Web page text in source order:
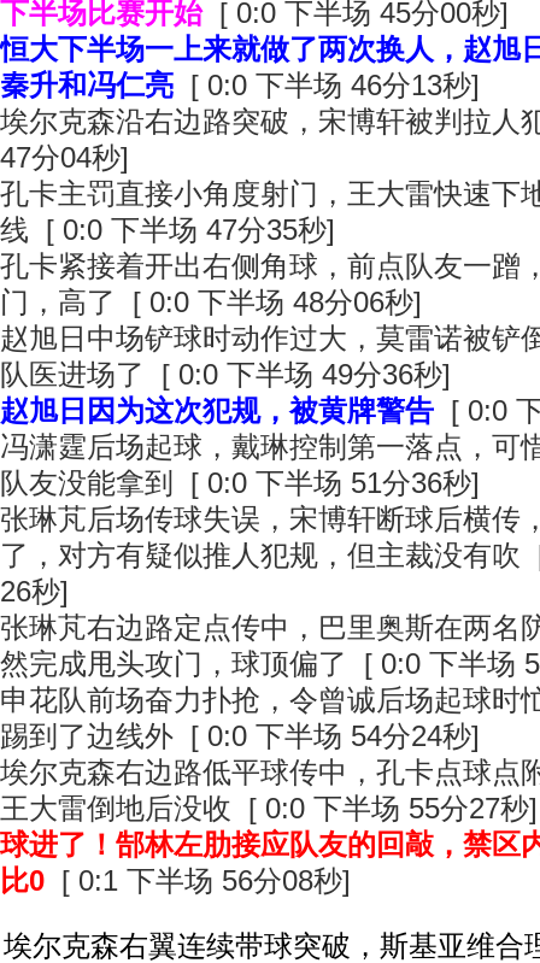
下半场比赛开始[ 0:0 下半场 45分00秒]
恒大下半场一上来就做了两次换人，赵旭
秦升和冯仁亮 [ 0:0 下半场 46分13秒]
埃尔克森沿右边路突破，宋博轩被判拉人
47分04秒]
孔卡主罚直接小角度射门，王大雷快速下
线 [ 0:0 下半场 47分35秒]
孔卡紧接着开出右侧角球，前点队友一蹭
门，高了 [ 0:0 下半场 48分06秒]
赵旭日中场铲球时动作过大，莫雷诺被铲
队医进场了 [ 0:0 下半场 49分36秒]
赵旭日因为这次犯规，被黄牌警告 [ 0:0
冯潇霆后场起球，戴琳控制第一落点，可
队友没能拿到 [ 0:0 下半场 51分36秒]
张琳芃后场传球失误，宋博轩断球后横传
了，对方有疑似推人犯规，但主裁没有吹
26秒]
张琳芃右边路定点传中，巴里奥斯在两名
然完成甩头攻门，球顶偏了 [ 0:0 下半场
申花队前场奋力扑抢，令曾诚后场起球时
踢到了边线外 [ 0:0 下半场 54分24秒]
埃尔克森右边路低平球传中，孔卡点球点
王大雷倒地后没收 [ 0:0 下半场 55分27秒]
球进了！郜林左肋接应队友的回敲，禁区
比0 [ 0:1 下半场 56分08秒]
埃尔克森右翼连续带球突破，斯基亚维合